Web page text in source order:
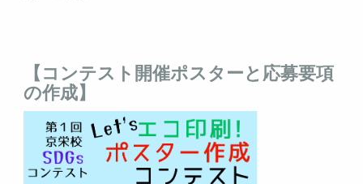
【コンテスト開催ポスターと応募要項
の作成】